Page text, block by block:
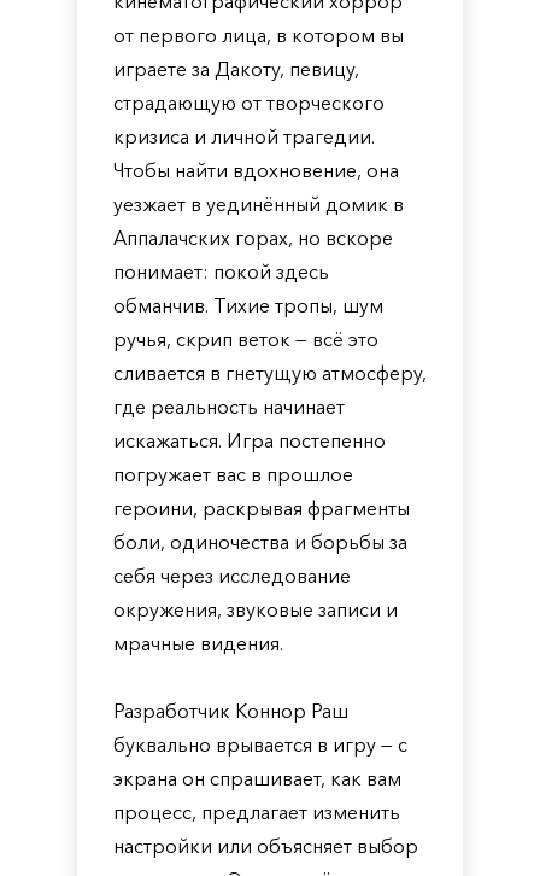
от первого лица, в котором вы
играете за Дакоту, певицу,
страдающую от творческого
кризиса и личной трагедии.
Чтобы найти вдохновение, она
уезжает в уединённый домик в
Аппалачских горах, но вскоре
понимает: покой здесь
обманчив. Тихие тропы, шум
ручья, скрип веток — всё это
сливается в гнетущую атмосферу,
где реальность начинает
искажаться. Игра постепенно
погружает вас в прошлое
героини, раскрывая фрагменты
боли, одиночества и борьбы за
себя через исследование
окружения, звуковые записи и
мрачные видения.
Разработчик Коннор Раш
буквально врывается в игру — с
экрана он спрашивает, как вам
процесс, предлагает изменить
настройки или объясняет выбор